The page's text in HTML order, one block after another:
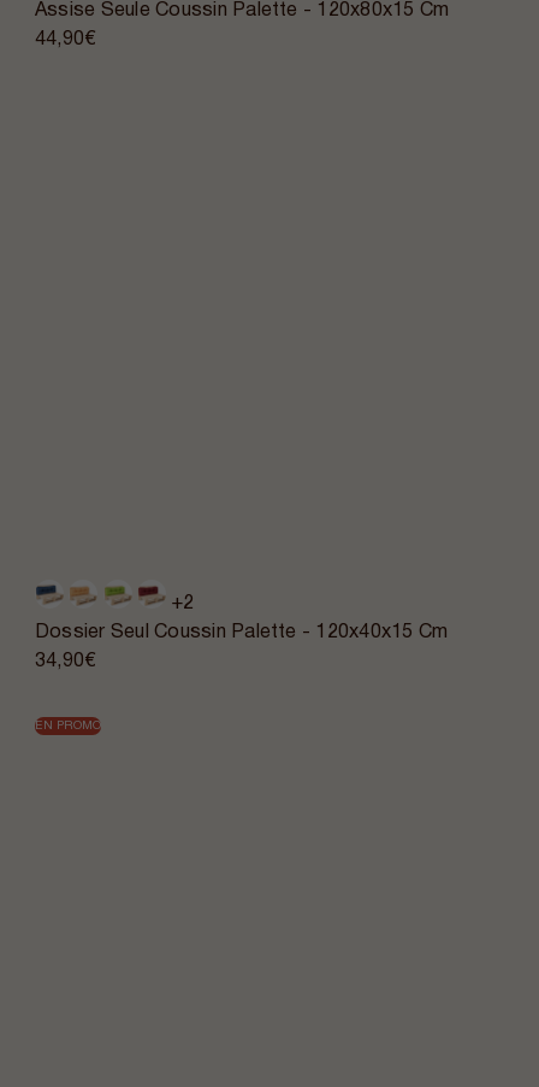
Assise Seule Coussin Palette - 120x80x15 Cm
44,90€
+2
Dossier Seul Coussin Palette - 120x40x15 Cm
34,90€
EN PROMO